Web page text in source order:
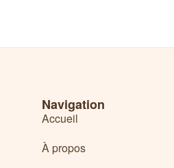
Navigation
Accueil
À propos